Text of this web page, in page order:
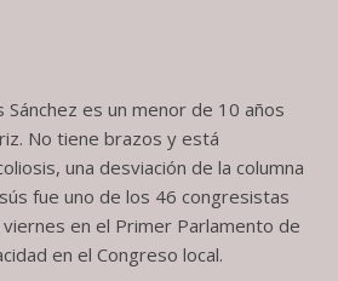
Sánchez es un menor de 10 años
No tiene brazos y está
una desviación de la columna
fue uno de los 46 congresistas
en el Primer Parlamento de
en el Congreso local.